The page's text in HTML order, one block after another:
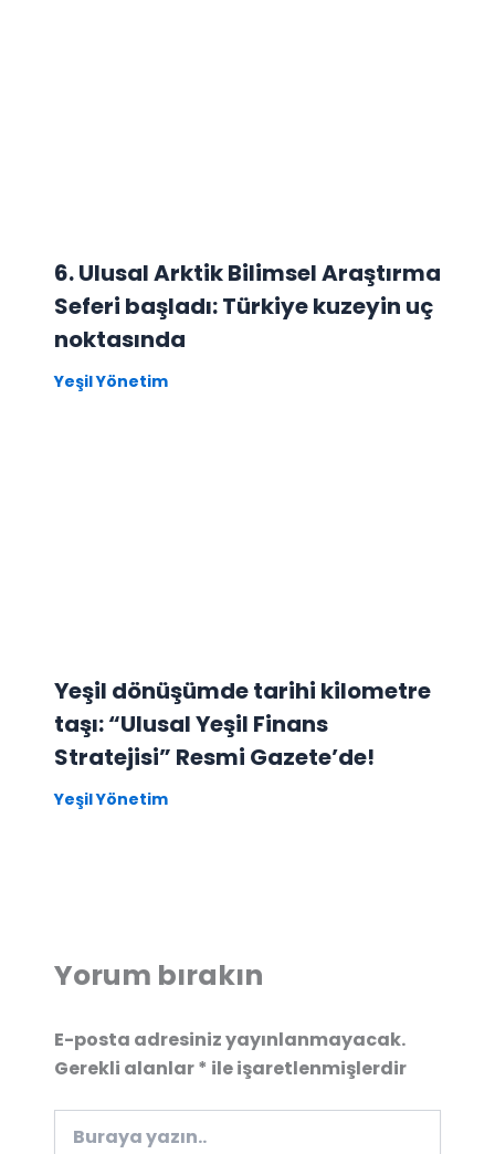
6. Ulusal Arktik Bilimsel Araştırma
Seferi başladı: Türkiye kuzeyin uç
noktasında
Yeşil Yönetim
Yeşil dönüşümde tarihi kilometre
taşı: “Ulusal Yeşil Finans
Stratejisi” Resmi Gazete’de!
Yeşil Yönetim
Yorum bırakın
E-posta adresiniz yayınlanmayacak.
Gerekli alanlar* ile işaretlenmişlerdir
yazın..